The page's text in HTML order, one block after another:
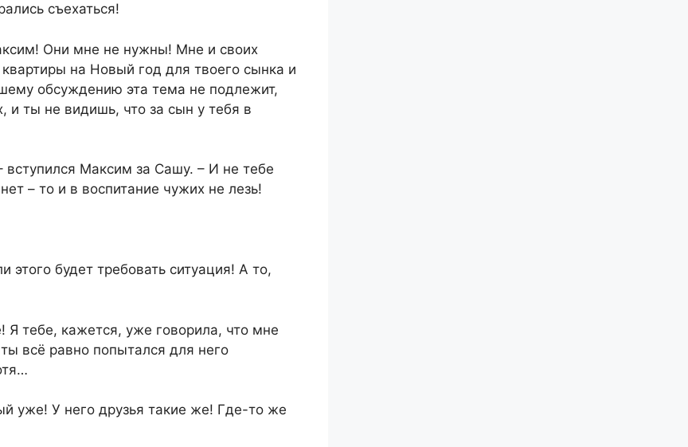
съехаться!
Они мне не нужны! Мне и своих
на Новый год для твоего сынка и
обсуждению эта тема не подлежит,
и ты не видишь, что за сын у тебя в
Максим за Сашу. – И не тебе
– то и в воспитание чужих не лезь!
будет требовать ситуация! А то,
тебе, кажется, уже говорила, что мне
всё равно попытался для него
уже! У него друзья такие же! Где-то же